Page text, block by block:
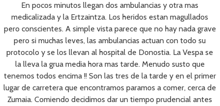
En pocos minutos llegan dos ambulancias y otra mas
medicalizada y la Ertzaintza. Los heridos estan magullados
pero conscientes. A simple vista parece que no hay nada grave
pero si muchas leves, las ambulancias actuan con todo su
protocolo y se los llevan al hospital de Donostia. La Vespa se
la lleva la grua media hora mas tarde. Menudo susto que
tenemos todos encima !! Son las tres de la tarde y en el primer
lugar de carretera que encontramos paramos a comer, cerca de
Zumaia. Comiendo decidimos dar un tiempo prudencial antes